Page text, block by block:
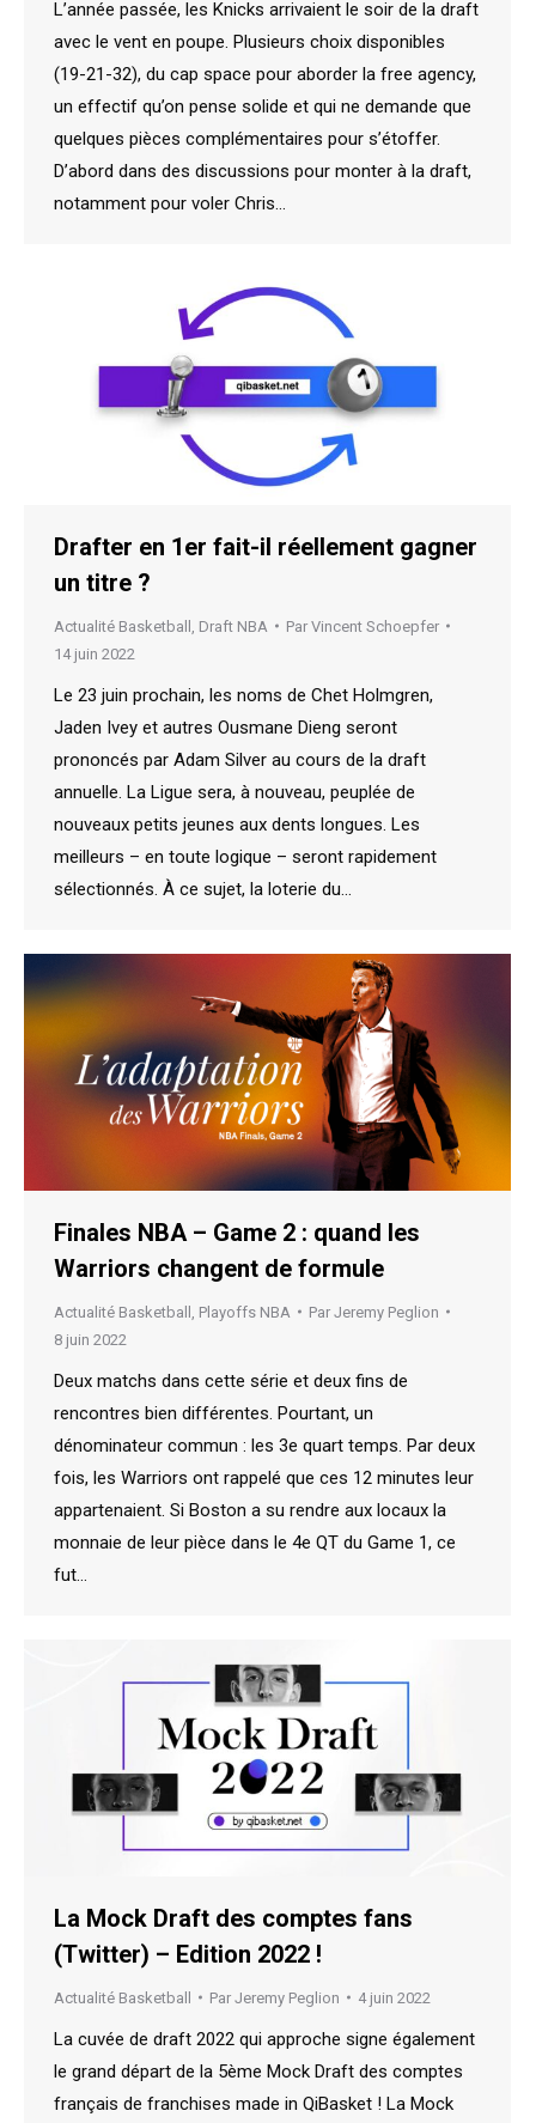
L’année passée, les Knicks arrivaient le soir de la draft
avec le vent en poupe. Plusieurs choix disponibles
(19-21-32), du cap space pour aborder la free agency,
un effectif qu’on pense solide et qui ne demande que
quelques pièces complémentaires pour s’étoffer.
D’abord dans des discussions pour monter à la draft,
notamment pour voler Chris…
Drafter en 1er fait-il réellement gagner
un titre ?
Actualité Basketball Draft NBA Par Vincent Schoepfer
14 juin 2022
Le 23 juin prochain, les noms de Chet Holmgren,
Jaden Ivey et autres Ousmane Dieng seront
prononcés par Adam Silver au cours de la draft
annuelle. La Ligue sera, à nouveau, peuplée de
nouveaux petits jeunes aux dents longues. Les
meilleurs – en toute logique – seront rapidement
sélectionnés. À ce sujet, la loterie du…
Finales NBA – Game 2 : quand les
Warriors changent de formule
Actualité Basketball Playoffs NBA Par Jeremy Peglion
8 juin 2022
Deux matchs dans cette série et deux fins de
rencontres bien différentes. Pourtant, un
dénominateur commun : les 3e quart temps. Par deux
fois, les Warriors ont rappelé que ces 12 minutes leur
appartenaient. Si Boston a su rendre aux locaux la
monnaie de leur pièce dans le 4e QT du Game 1, ce
fut…
La Mock Draft des comptes fans
(Twitter) – Edition 2022 !
Actualité Basketball Par Jeremy Peglion 4 juin 2022
La cuvée de draft 2022 qui approche signe également
le grand départ de la 5ème Mock Draft des comptes
français de franchises made in QiBasket ! La Mock